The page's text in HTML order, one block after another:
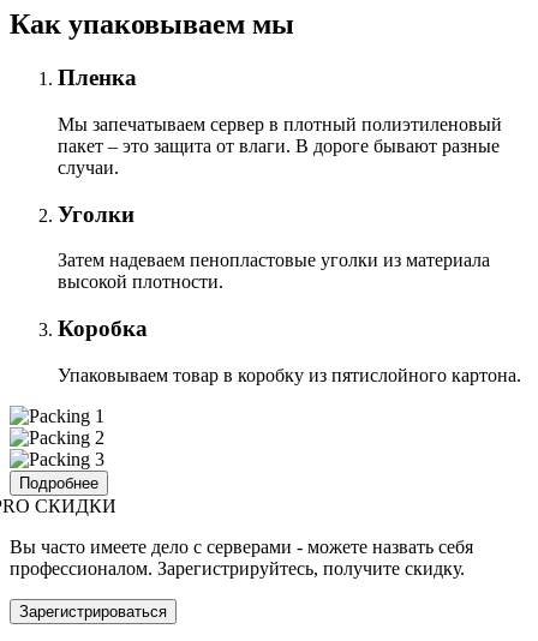
Как упаковываем мы
Пленка
Мы запечатываем сервер в плотный полиэтиленовый
пакет – это защита от влаги. В дороге бывают разные
случаи.
Уголки
Затем надеваем пенопластовые уголки из материала
высокой плотности.
Коробка
Упаковываем товар в коробку из пятислойного картона.
Подробнее
СКИДКИ
Вы часто имеете дело с серверами - можете назвать себя
профессионалом. Зарегистрируйтесь, получите скидку.
Зарегистрироваться